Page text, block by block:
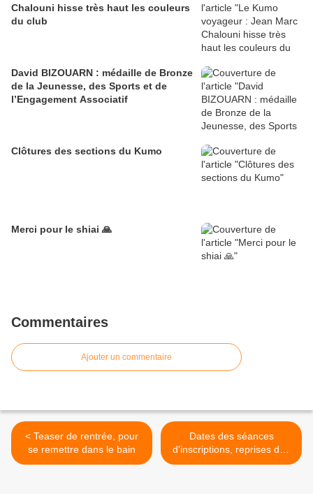
Chalouni hisse très haut les couleurs
du club
David BIZOUARN : médaille de Bronze
de la Jeunesse, des Sports et de
l’Engagement Associatif
Clôtures des sections du Kumo
Merci pour le shiai 🙏
Commentaires
Ajouter un commentaire
< Teaser de rentrée, pour
se remettre dans le bain
Dates des séances
d'inscriptions, reprises des
cours et contacts pour la